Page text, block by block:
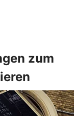
zum